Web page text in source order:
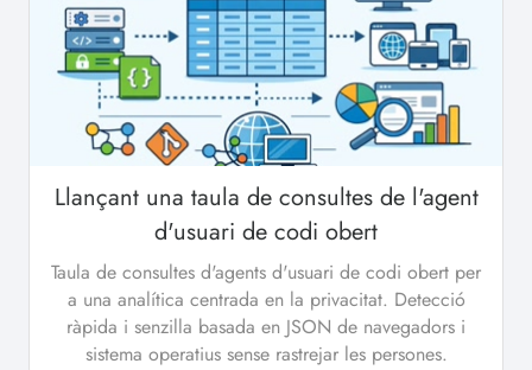
Llançant una taula de consultes de l'agent
d'usuari de codi obert
Taula de consultes d'agents d'usuari de codi obert per
a una analítica centrada en la privacitat. Detecció
ràpida i senzilla basada en JSON de navegadors i
sistema operatius sense rastrejar les persones.